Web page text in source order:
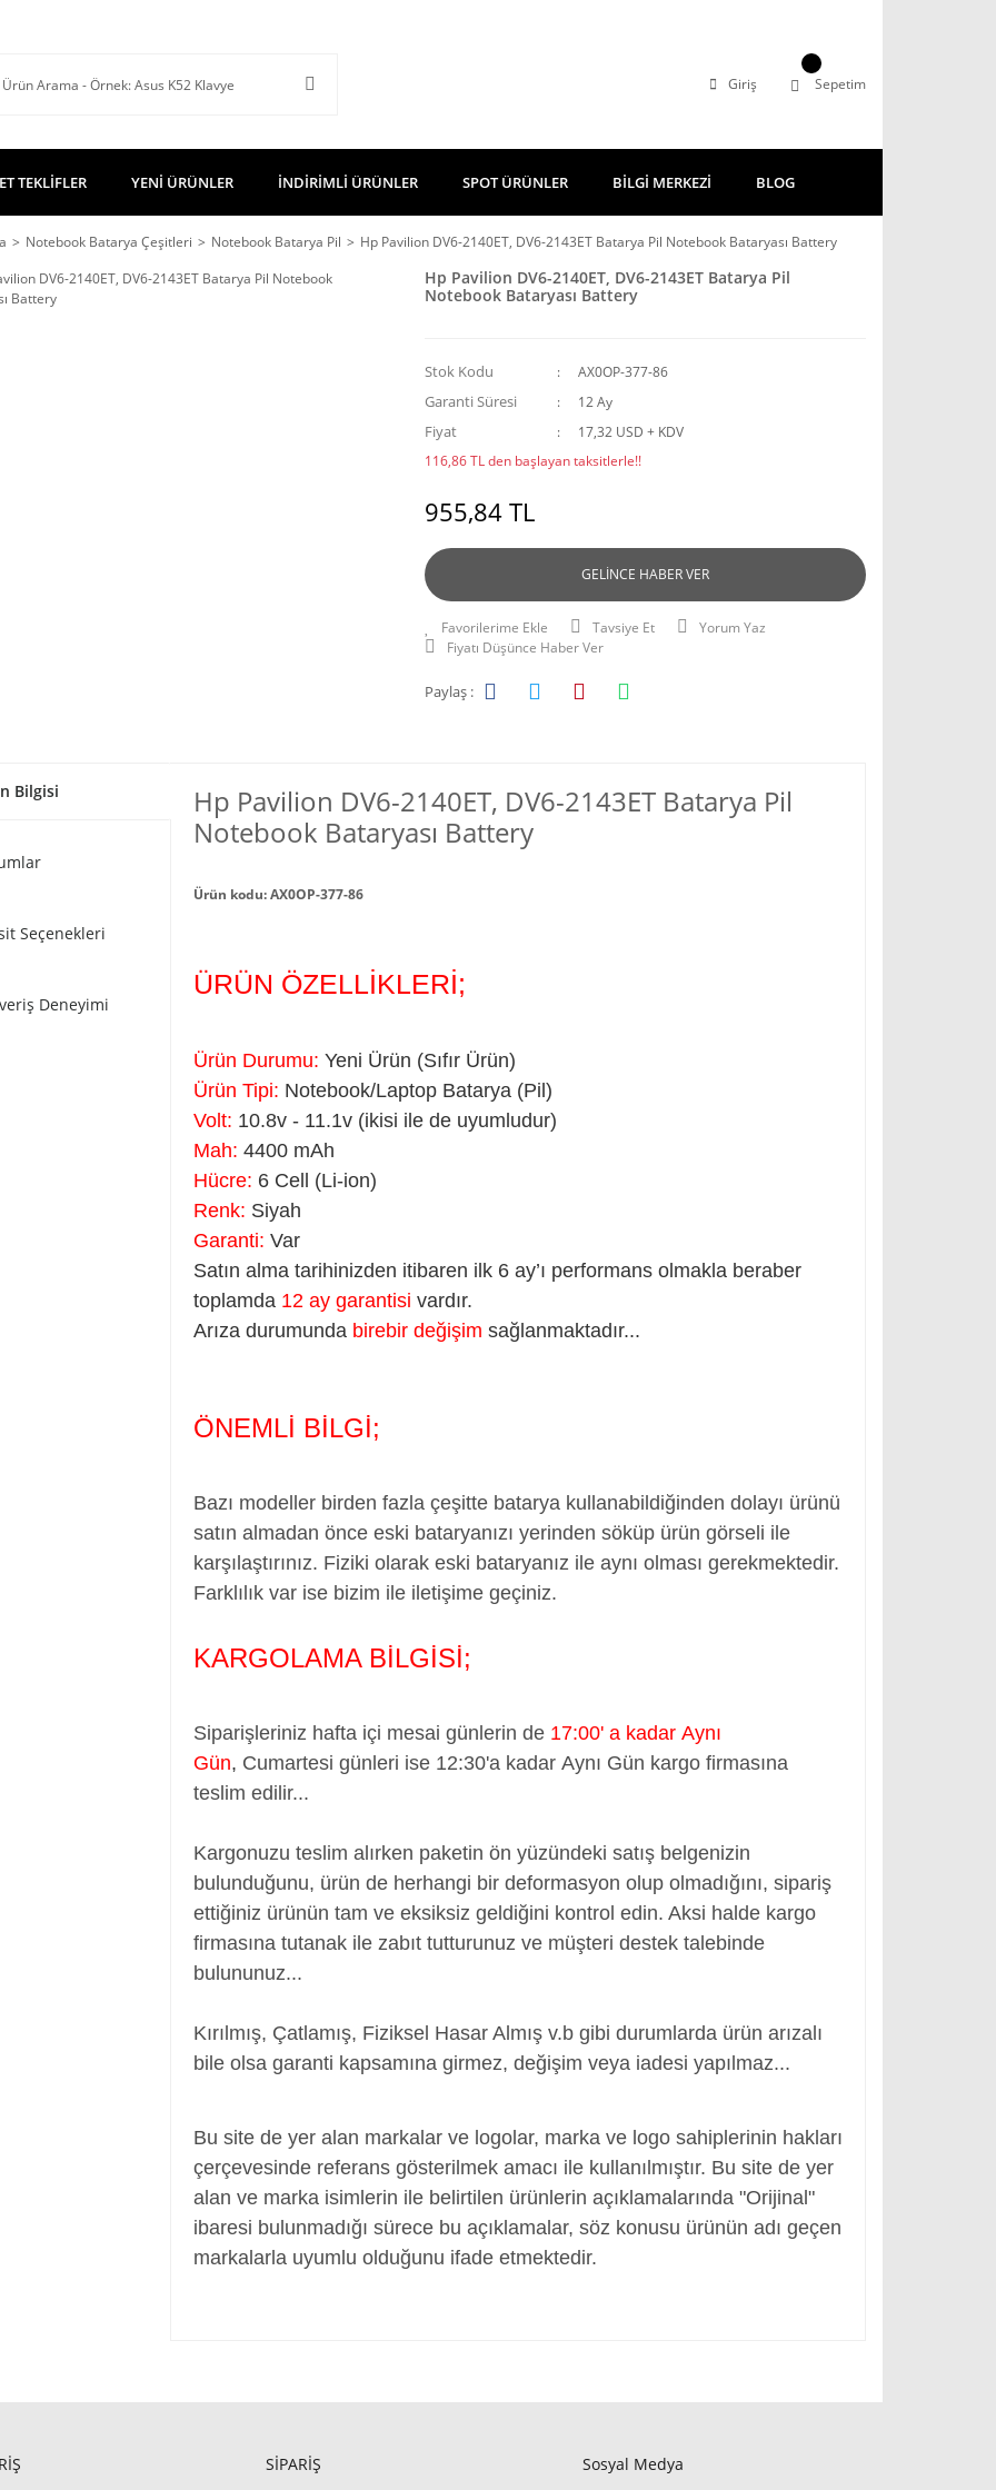
Giriş Sepetim
TEKLİFLER YENİ ÜRÜNLER İNDİRİMLİ ÜRÜNLER SPOT ÜRÜNLER BİLGİ MERKEZİ BLOG
Notebook Batarya Çeşitleri Notebook Batarya Pil Hp Pavilion DV6-2140ET, DV6-2143ET Batarya Pil Notebook Bataryası Battery
Hp Pavilion DV6-2140ET, DV6-2143ET Batarya Pil
Notebook Bataryası Battery
Stok Kodu AX0OP-377-86
Garanti Süresi 12 Ay
Fiyat
17,32 USD + KDV
116,86 TL den başlayan taksitlerle!!
955,84 TL
GELİNCE HABER VER
Tavsiye Et
Yorum Yaz
Fiyatı Düşünce Haber Ver
Paylaş :
Bilgisi
Seçenekleri
Deneyimi
Hp Pavilion DV6-2140ET, DV6-2143ET Batarya Pil
Notebook Bataryası Battery
Ürün kodu: AX0OP-377-86
ÜRÜN ÖZELLİKLERİ;
Ürün Durumu: Yeni Ürün (Sıfır Ürün)
Ürün Tipi: Notebook/Laptop Batarya (Pil)
Volt: 10.8v - 11.1v (ikisi ile de uyumludur)
Mah: 4400 mAh
Hücre: 6 Cell (Li-ion)
Renk: Siyah
Garanti: Var
Satın alma tarihinizden itibaren ilk 6 ay’ı performans olmakla beraber
toplamda 12 ay garantisi vardır.
Arıza durumunda birebir değişim sağlanmaktadır...
ÖNEMLİ BİLGİ;
Bazı modeller birden fazla çeşitte batarya kullanabildiğinden dolayı ürünü
satın almadan önce eski bataryanızı yerinden söküp ürün görseli ile
karşılaştırınız. Fiziki olarak eski bataryanız ile aynı olması gerekmektedir.
Farklılık var ise bizim ile iletişime geçiniz.
KARGOLAMA BİLGİSİ;
Siparişleriniz hafta içi mesai günlerin de 17:00' a kadar Aynı
Gün, Cumartesi günleri ise 12:30'a kadar Aynı Gün kargo firmasına
teslim edilir...
Kargonuzu teslim alırken paketin ön yüzündeki satış belgenizin
bulunduğunu, ürün de herhangi bir deformasyon olup olmadığını, sipariş
ettiğiniz ürünün tam ve eksiksiz geldiğini kontrol edin. Aksi halde kargo
firmasına tutanak ile zabıt tutturunuz ve müşteri destek talebinde
bulununuz...
Kırılmış, Çatlamış, Fiziksel Hasar Almış v.b gibi durumlarda ürün arızalı
bile olsa garanti kapsamına girmez, değişim veya iadesi yapılmaz...
Bu site de yer alan markalar ve logolar, marka ve logo sahiplerinin hakları
çerçevesinde referans gösterilmek amacı ile kullanılmıştır. Bu site de yer
alan ve marka isimlerin ile belirtilen ürünlerin açıklamalarında "Orijinal"
ibaresi bulunmadığı sürece bu açıklamalar, söz konusu ürünün adı geçen
markalarla uyumlu olduğunu ifade etmektedir.
SİPARİŞ Sosyal Medya